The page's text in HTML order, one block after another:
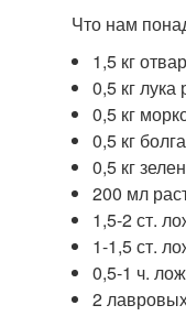
Что нам
1,5 кг
0,5 кг лука
0,5 кг
0,5 кг
0,5 кг
200 мл
1,5-2 ст.
1-1,5 ст.
0,5-1 ч.
2